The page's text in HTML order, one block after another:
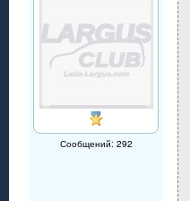
Сообщений: 292